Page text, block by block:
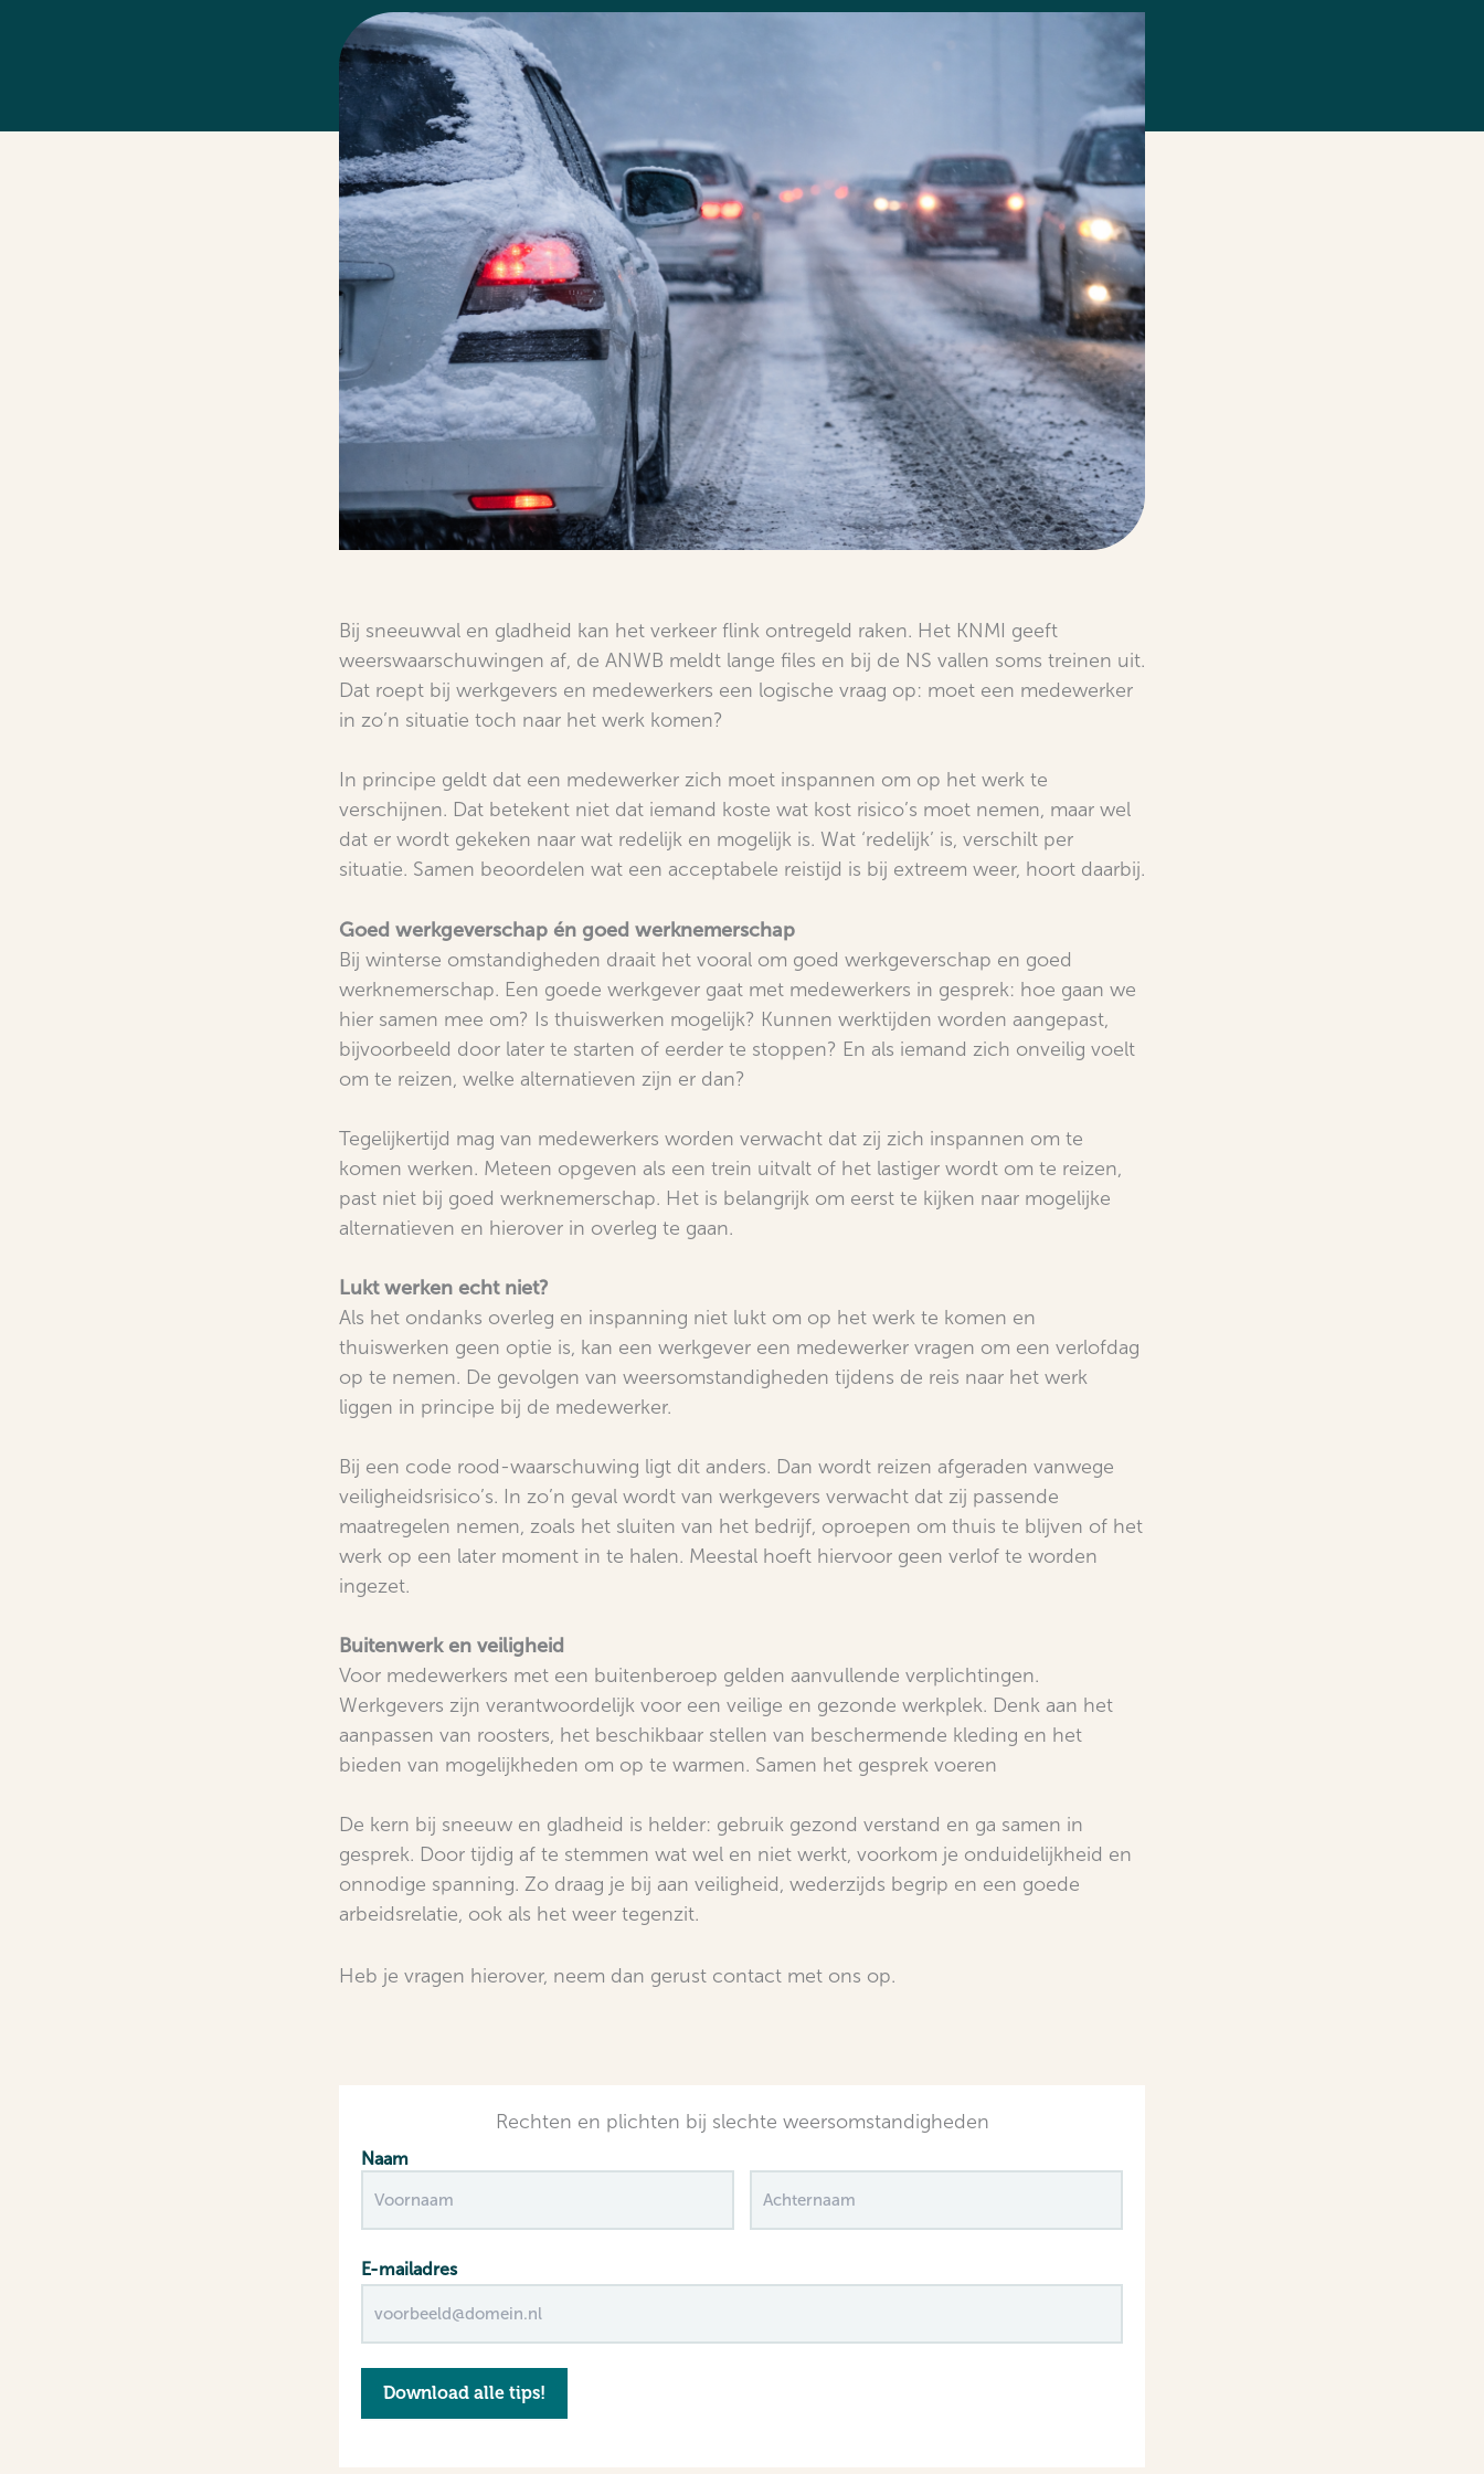
Bij sneeuwval en gladheid kan het verkeer flink ontregeld raken. Het KNMI geeft
weerswaarschuwingen af, de ANWB meldt lange files en bij de NS vallen soms treinen uit.
Dat roept bij werkgevers en medewerkers een logische vraag op: moet een medewerker
in zo’n situatie toch naar het werk komen?
In principe geldt dat een medewerker zich moet inspannen om op het werk te
verschijnen. Dat betekent niet dat iemand koste wat kost risico’s moet nemen, maar wel
dat er wordt gekeken naar wat redelijk en mogelijk is. Wat ‘redelijk’ is, verschilt per
situatie. Samen beoordelen wat een acceptabele reistijd is bij extreem weer, hoort daarbij.
Goed werkgeverschap én goed werknemerschap
Bij winterse omstandigheden draait het vooral om goed werkgeverschap en goed
werknemerschap. Een goede werkgever gaat met medewerkers in gesprek: hoe gaan we
hier samen mee om? Is thuiswerken mogelijk? Kunnen werktijden worden aangepast,
bijvoorbeeld door later te starten of eerder te stoppen? En als iemand zich onveilig voelt
om te reizen, welke alternatieven zijn er dan?
Tegelijkertijd mag van medewerkers worden verwacht dat zij zich inspannen om te
komen werken. Meteen opgeven als een trein uitvalt of het lastiger wordt om te reizen,
past niet bij goed werknemerschap. Het is belangrijk om eerst te kijken naar mogelijke
alternatieven en hierover in overleg te gaan.
Lukt werken echt niet?
Als het ondanks overleg en inspanning niet lukt om op het werk te komen en
thuiswerken geen optie is, kan een werkgever een medewerker vragen om een verlofdag
op te nemen. De gevolgen van weersomstandigheden tijdens de reis naar het werk
liggen in principe bij de medewerker.
Bij een code rood-waarschuwing ligt dit anders. Dan wordt reizen afgeraden vanwege
veiligheidsrisico’s. In zo’n geval wordt van werkgevers verwacht dat zij passende
maatregelen nemen, zoals het sluiten van het bedrijf, oproepen om thuis te blijven of het
werk op een later moment in te halen. Meestal hoeft hiervoor geen verlof te worden
ingezet.
Buitenwerk en veiligheid
Voor medewerkers met een buitenberoep gelden aanvullende verplichtingen.
Werkgevers zijn verantwoordelijk voor een veilige en gezonde werkplek. Denk aan het
aanpassen van roosters, het beschikbaar stellen van beschermende kleding en het
bieden van mogelijkheden om op te warmen. Samen het gesprek voeren
De kern bij sneeuw en gladheid is helder: gebruik gezond verstand en ga samen in
gesprek. Door tijdig af te stemmen wat wel en niet werkt, voorkom je onduidelijkheid en
onnodige spanning. Zo draag je bij aan veiligheid, wederzijds begrip en een goede
arbeidsrelatie, ook als het weer tegenzit.
Heb je vragen hierover, neem dan gerust contact met ons op.
Rechten en plichten bij slechte weersomstandigheden
Naam
E-mailadres